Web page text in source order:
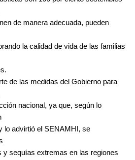
de manera adecuada, pueden
la calidad de vida de las familias
de las medidas del Gobierno para
nacional, ya que, según lo
lo advirtió el SENAMHI, se
y sequías extremas en las regiones